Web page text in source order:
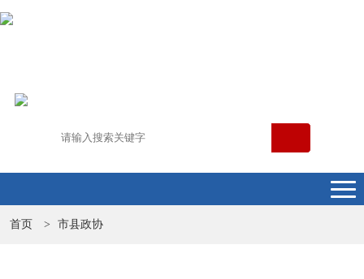
首页 > 市县政协